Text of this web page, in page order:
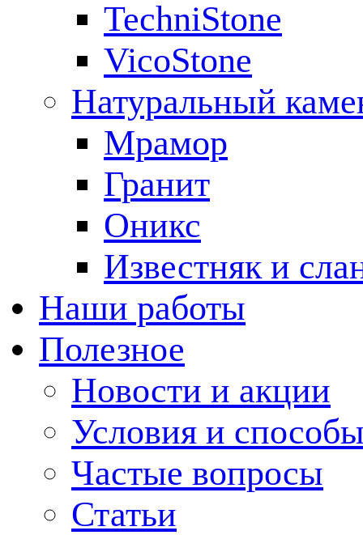
TechniStone
VicoStone
Натуральный
Мрамор
Гранит
Оникс
Известняк и
Наши работы
Полезное
Новости и акции
Условия и
Частые вопросы
Статьи